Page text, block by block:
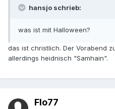
hansjo schrieb:
was ist mit Halloween?
das ist christlich. Der Vorabend
allerdings heidnisch "Samhain".
Flo77